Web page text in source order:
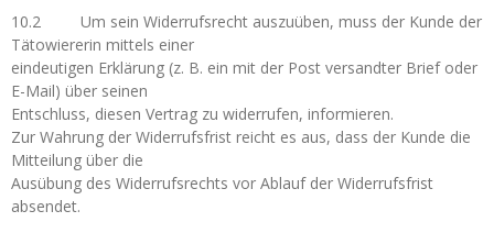
10.2 Um sein Widerrufsrecht auszuüben, muss der Kunde der
Tätowiererin mittels einer
eindeutigen Erklärung (z. B. ein mit der Post versandter Brief oder
E-Mail) über seinen
Entschluss, diesen Vertrag zu widerrufen, informieren.
Zur Wahrung der Widerrufsfrist reicht es aus, dass der Kunde die
Mitteilung über die
Ausübung des Widerrufsrechts vor Ablauf der Widerrufsfrist
absendet.